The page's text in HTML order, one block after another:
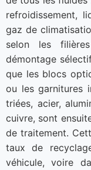
refroidissement,
gaz de
selon les
démontage
que les blocs
ou les garnitures
triées, acier,
cuivre, sont
de traitement.
taux de
véhicule, voire